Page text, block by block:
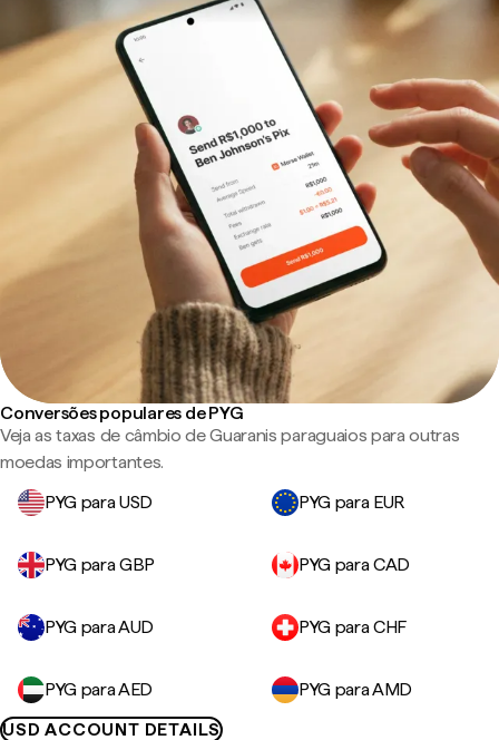
Conversões populares de PYG
Veja as taxas de câmbio de Guaranis paraguaios para outras
moedas importantes.
PYG para USD
PYG para EUR
PYG para GBP PYG para CAD
PYG para AUD PYG para CHF
PYG para AED
PYG para AMD
USD ACCOUNT DETAILS